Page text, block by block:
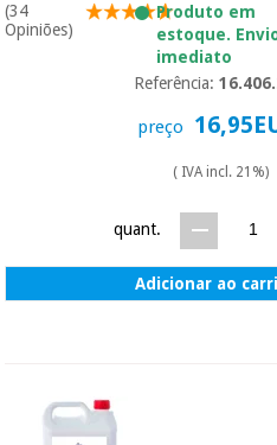
(34
Opiniões)
Produto em
estoque.
imediato
Referência:
preço
( IVA incl. 21%)
quant.
Adicionar ao